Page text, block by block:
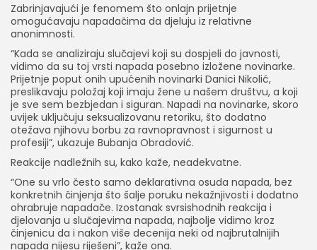
Zabrinjavajući je fenomem što onlajn prijetnje
omogućavaju napadačima da djeluju iz relativne
anonimnosti.
“Kada se analiziraju slučajevi koji su dospjeli do javnosti,
vidimo da su toj vrsti napada posebno izložene novinarke.
Prijetnje poput onih upućenih novinarki Danici Nikolić,
preslikavaju položaj koji imaju žene u našem društvu, a koji
je sve sem bezbjedan i siguran. Napadi na novinarke, skoro
uvijek uključuju seksualizovanu retoriku, što dodatno
otežava njihovu borbu za ravnopravnost i sigurnost u
profesiji”, ukazuje Bubanja Obradović.
Reakcije nadležnih su, kako kaže, neadekvatne.
“One su vrlo često samo deklarativna osuda napada, bez
konkretnih činjenja što šalje poruku nekažnjivosti i dodatno
ohrabruje napadače. Izostanak svrsishodnih reakcija i
djelovanja u slučajevima napada, najbolje vidimo kroz
činjenicu da i nakon više decenija neki od najbrutalnijih
napada nijesu riješeni”, kaže ona.